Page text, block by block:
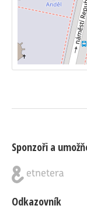
Sponzoři a
Odkazovník